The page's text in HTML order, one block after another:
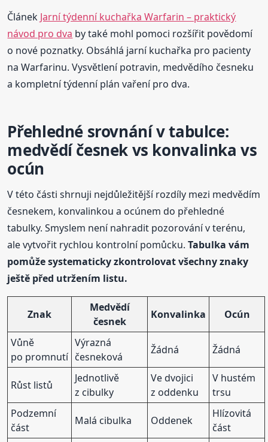
Článek Jarní týdenní kuchařka Warfarin – praktický
návod pro dva by také mohl pomoci rozšířit povědomí
o nové poznatky. Obsáhlá jarní kuchařka pro pacienty
na Warfarinu. Vysvětlení potravin, medvědího česneku
a kompletní týdenní plán vaření pro dva.
Přehledné srovnání v tabulce:
medvědí česnek vs konvalinka vs
ocún
V této části shrnuji nejdůležitější rozdíly mezi medvědím
česnekem, konvalinkou a ocúnem do přehledné
tabulky. Smyslem není nahradit pozorování v terénu,
ale vytvořit rychlou kontrolní pomůcku.Tabulka vám
pomůže systematicky zkontrolovat všechny znaky
ještě před utržením listu.
Znak
Medvědí
česnek
Konvalinka Ocún
Vůně
po promnutí
Výrazná
česneková
Žádná Žádná
Růst listů
Jednotlivě
z cibulky
Ve dvojici
z oddenku
V hustém
trsu
Podzemní
část
Malá cibulka Oddenek
Hlízovitá
část